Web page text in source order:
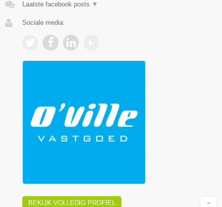
Laatste facebook posts ▼
Sociale media:
BEKIJK VOLLEDIG PROFIEL